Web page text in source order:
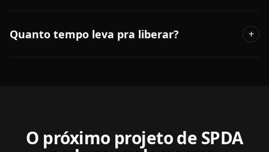
Quanto tempo leva pra liberar? +
O próximo projeto de SPDA